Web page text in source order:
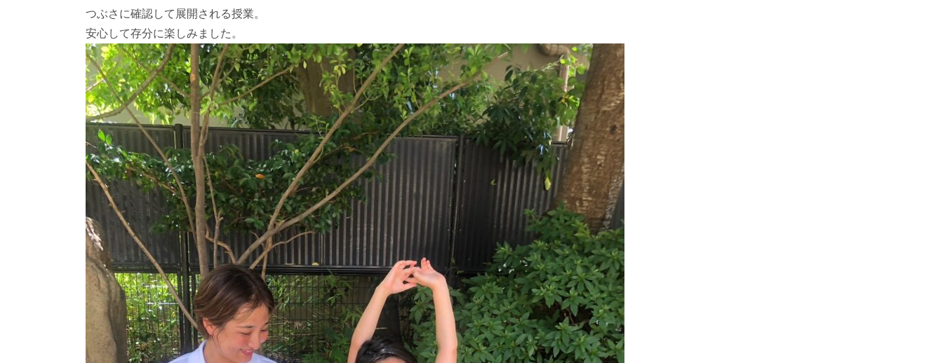
つぶさに確認して展開される授業。
安心して存分に楽しみました。